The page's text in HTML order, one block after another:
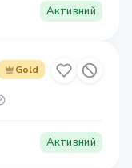
Активний
Gold
Активний